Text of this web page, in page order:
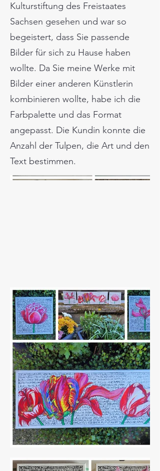
Kulturstiftung des Freistaates
Sachsen gesehen und war so
begeistert, dass Sie passende
Bilder für sich zu Hause haben
wollte. Da Sie meine Werke mit
Bilder einer anderen Künstlerin
kombinieren wollte, habe ich die
Farbpalette und das Format
angepasst. Die Kundin konnte die
Anzahl der Tulpen, die Art und den
Text bestimmen.